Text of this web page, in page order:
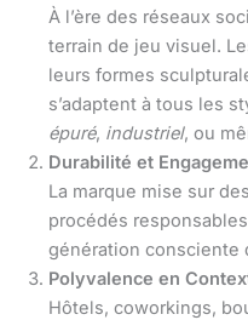
À l’ère des réseaux
terrain de jeu visuel.
leurs formes
s’adaptent à tous les
épuré, industriel, ou
Durabilité et
La marque mise sur
procédés
génération consciente
Polyvalence en
Hôtels, coworkings,